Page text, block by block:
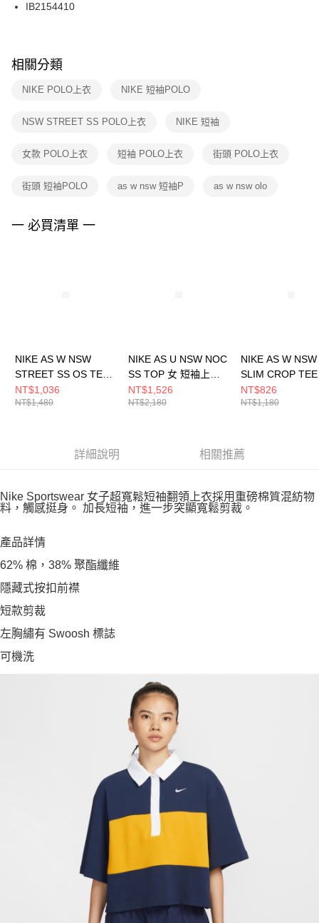
ATM／網路銀行／等多元方式進行付款，方視為交易完成。
※ 交易是否成功請以「AFTEE先享後付 」之結帳頁面顯示為準，若有關於
是否繳費成功／繳費後需取消欲退款等相關疑問，請聯繫「AFTEE先享後付
客戶支援中心」https://netprotections.freshdesk.com/support/home
１．透過由恩沛科技股份有限公司提供之「AFTEE先享後付」服務完成之交
權轉讓予恩沛科技股份有限公司。
３．未成年的使用者請事先徵得法定代理人或監護人之同意方可使用
４．使用「AFTEE先享後付」時，將依據個別帳號之用戶狀況，依本公司即
每筆NT$100，滿NT$1,500(含以上)免運費
IB2154410
相關分類
NIKE POLO上衣 NIKE 短袖POLO
NSW STREET SS POLO上衣 NIKE 短袖
女款 POLO上衣 短袖 POLO上衣 街頭 POLO上衣
街頭 短袖POLO as w nsw 短袖P as w nsw olo
一 必買清單 一
NIKE AS W NSW
STREET SS OS TEE
女 短袖上衣
HV4973121
NT$1,036
NT$1,480
NIKE AS U NSW NOC
SS TOP 女 短袖上衣
HJ0350072
NT$1,526
NT$2,180
NIKE AS W NSW
SLIM CROP TEE
STREET 女 短袖
HQ1710133
NT$826
NT$1,180
詳細說明 相關推薦
Nike Sportswear 女子超寬鬆短袖翻領上衣採用重磅棉質混紡物
料，觸感挺身。 加長短袖，進一步突顯寬鬆剪裁。
產品詳情
62% 棉，38% 聚酯纖維
隱藏式按扣前襟
短款剪裁
左胸繡有 Swoosh 標誌
可機洗